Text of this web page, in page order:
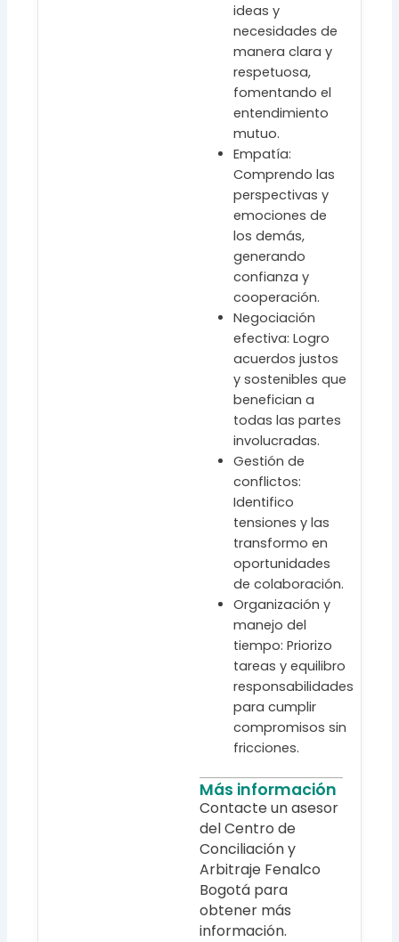
ideas y
necesidades de
manera clara y
respetuosa,
fomentando el
entendimiento
mutuo.
Empatía:
Comprendo las
perspectivas y
emociones de
los demás,
generando
confianza y
cooperación.
Negociación
efectiva: Logro
acuerdos justos
y sostenibles que
benefician a
todas las partes
involucradas.
Gestión de
conflictos:
Identifico
tensiones y las
transformo en
oportunidades
de colaboración.
Organización y
manejo del
tiempo: Priorizo
tareas y equilibro
responsabilidades
para cumplir
compromisos sin
fricciones.
Más información
Contacte un asesor
del Centro de
Conciliación y
Arbitraje Fenalco
Bogotá para
obtener más
información.